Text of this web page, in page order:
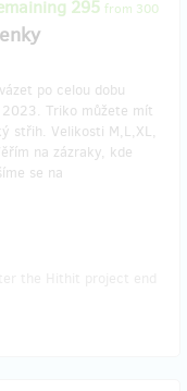
295 from 300
po celou dobu
2023. Triko můžete mít
střih. Velikosti M,L,XL,
na zázraky, kde
se na